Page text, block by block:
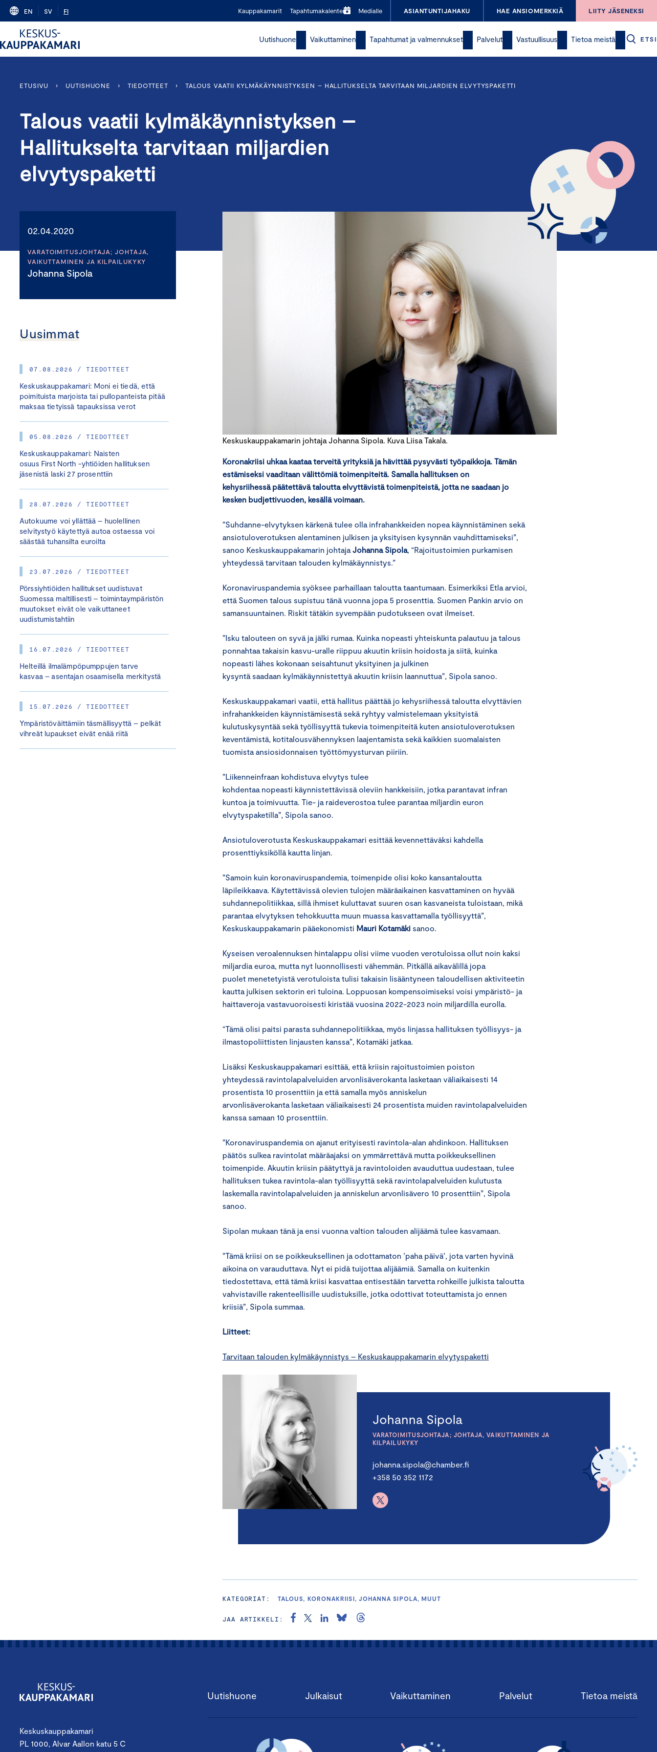
Skip
content
EN SV FI Kauppakamarit Tapahtumakalenteri Medialle ASIANTUNTIJAHAKU HAE ANSIOMERKKIÄ LIITY JÄSENEKSI
Uutishuone Vaikuttaminen Tapahtumat ja valmennukset Palvelut Vastuullisuus Tietoa meistä ETSI
ETUSIVU › UUTISHUONE › TIEDOTTEET › TALOUS VAATII KYLMÄKÄYNNISTYKSEN – HALLITUKSELTA TARVITAAN MILJARDIEN ELVYTYSPAKETTI
Talous vaatii kylmäkäynnistyksen –
Hallitukselta tarvitaan miljardien
elvytyspaketti
02.04.2020
VARATOIMITUSJOHTAJA; JOHTAJA,
VAIKUTTAMINEN JA KILPAILUKYKY
Johanna Sipola
Uusimmat
07.08.2026 / TIEDOTTEET
Keskuskauppakamari: Moni ei tiedä, että
poimituista marjoista tai pullopanteista pitää
maksaa tietyissä tapauksissa verot
05.08.2026 / TIEDOTTEET
Keskuskauppakamari: Naisten
osuus First North -yhtiöiden hallituksen
jäsenistä laski 27 prosenttiin
28.07.2026 / TIEDOTTEET
Autokuume voi yllättää – huolellinen
selvitystyö käytettyä autoa ostaessa voi
säästää tuhansilta euroilta
23.07.2026 / TIEDOTTEET
Pörssiyhtiöiden hallitukset uudistuvat
Suomessa maltillisesti – toimintaympäristön
muutokset eivät ole vaikuttaneet
uudistumistahtiin
16.07.2026 / TIEDOTTEET
Helteillä ilmalämpöpumppujen tarve
kasvaa – asentajan osaamisella merkitystä
15.07.2026 / TIEDOTTEET
Ympäristöväittämiin täsmällisyyttä – pelkät
vihreät lupaukset eivät enää riitä
Keskuskauppakamarin johtaja Johanna Sipola. Kuva Liisa Takala.
Koronakriisi uhkaa kaataa terveitä yrityksiä ja hävittää pysyvästi työpaikkoja. Tämän
estämiseksi vaaditaan välittömiä toimenpiteitä. Samalla hallituksen on
kehysriihessä päätettävä taloutta elvyttävistä toimenpiteistä, jotta ne saadaan jo
kesken budjettivuoden, kesällä voimaan.
”Suhdanne-elvytyksen kärkenä tulee olla infrahankkeiden nopea käynnistäminen sekä
ansiotuloverotuksen alentaminen julkisen ja yksityisen kysynnän vauhdittamiseksi”,
sanoo Keskuskauppakamarin johtaja Johanna Sipola, “Rajoitustoimien purkamisen
yhteydessä tarvitaan talouden kylmäkäynnistys.”
Koronaviruspandemia syöksee parhaillaan taloutta taantumaan. Esimerkiksi Etla arvioi,
että Suomen talous supistuu tänä vuonna jopa 5 prosenttia. Suomen Pankin arvio on
samansuuntainen. Riskit tätäkin syvempään pudotukseen ovat ilmeiset.
”Isku talouteen on syvä ja jälki rumaa. Kuinka nopeasti yhteiskunta palautuu ja talous
ponnahtaa takaisin kasvu-uralle riippuu akuutin kriisin hoidosta ja siitä, kuinka
nopeasti lähes kokonaan seisahtunut yksityinen ja julkinen
kysyntä saadaan kylmäkäynnistettyä akuutin kriisin laannuttua”, Sipola sanoo.
Keskuskauppakamari vaatii, että hallitus päättää jo kehysriihessä taloutta elvyttävien
infrahankkeiden käynnistämisestä sekä ryhtyy valmistelemaan yksityistä
kulutuskysyntää sekä työllisyyttä tukevia toimenpiteitä kuten ansiotuloverotuksen
keventämistä, kotitalousvähennyksen laajentamista sekä kaikkien suomalaisten
tuomista ansiosidonnaisen työttömyysturvan piiriin.
”Liikenneinfraan kohdistuva elvytys tulee
kohdentaa nopeasti käynnistettävissä oleviin hankkeisiin, jotka parantavat infran
kuntoa ja toimivuutta. Tie- ja raideverostoa tulee parantaa miljardin euron
elvytyspaketilla”, Sipola sanoo.
Ansiotuloverotusta Keskuskauppakamari esittää kevennettäväksi kahdella
prosenttiyksiköllä kautta linjan.
”Samoin kuin koronaviruspandemia, toimenpide olisi koko kansantaloutta
läpileikkaava. Käytettävissä olevien tulojen määräaikainen kasvattaminen on hyvää
suhdannepolitiikkaa, sillä ihmiset kuluttavat suuren osan kasvaneista tuloistaan, mikä
parantaa elvytyksen tehokkuutta muun muassa kasvattamalla työllisyyttä”,
Keskuskauppakamarin pääekonomisti Mauri Kotamäki sanoo.
Kyseisen veroalennuksen hintalappu olisi viime vuoden verotuloissa ollut noin kaksi
miljardia euroa, mutta nyt luonnollisesti vähemmän. Pitkällä aikavälillä jopa
puolet menetetyistä verotuloista tulisi takaisin lisääntyneen taloudellisen aktiviteetin
kautta julkisen sektorin eri tuloina. Loppuosan kompensoimiseksi voisi ympäristö- ja
haittaveroja vastavuoroisesti kiristää vuosina 2022-2023 noin miljardilla eurolla.
“Tämä olisi paitsi parasta suhdannepolitiikkaa, myös linjassa hallituksen työllisyys- ja
ilmastopoliittisten linjausten kanssa”, Kotamäki jatkaa.
Lisäksi Keskuskauppakamari esittää, että kriisin rajoitustoimien poiston
yhteydessä ravintolapalveluiden arvonlisäverokanta lasketaan väliaikaisesti 14
prosentista 10 prosenttiin ja että samalla myös anniskelun
arvonlisäverokanta lasketaan väliaikaisesti 24 prosentista muiden ravintolapalveluiden
kanssa samaan 10 prosenttiin.
”Koronaviruspandemia on ajanut erityisesti ravintola-alan ahdinkoon. Hallituksen
päätös sulkea ravintolat määräajaksi on ymmärrettävä mutta poikkeuksellinen
toimenpide. Akuutin kriisin päätyttyä ja ravintoloiden avauduttua uudestaan, tulee
hallituksen tukea ravintola-alan työllisyyttä sekä ravintolapalveluiden kulutusta
laskemalla ravintolapalveluiden ja anniskelun arvonlisävero 10 prosenttiin”, Sipola
sanoo.
Sipolan mukaan tänä ja ensi vuonna valtion talouden alijäämä tulee kasvamaan.
”Tämä kriisi on se poikkeuksellinen ja odottamaton ’paha päivä’, jota varten hyvinä
aikoina on varauduttava. Nyt ei pidä tuijottaa alijäämiä. Samalla on kuitenkin
tiedostettava, että tämä kriisi kasvattaa entisestään tarvetta rohkeille julkista taloutta
vahvistaville rakenteellisille uudistuksille, jotka odottivat toteuttamista jo ennen
kriisiä”, Sipola summaa.
Liitteet:
Tarvitaan talouden kylmäkäynnistys – Keskuskauppakamarin elvytyspaketti
Johanna Sipola
VARATOIMITUSJOHTAJA; JOHTAJA, VAIKUTTAMINEN JA
KILPAILUKYKY
johanna.sipola@chamber.fi
+358 50 352 1172
KATEGORIAT: TALOUS, KORONAKRIISI, JOHANNA SIPOLA, MUUT
JAA ARTIKKELI:
Keskuskauppakamari
PL 1000, Alvar Aallon katu 5 C
Uutishuone Julkaisut Vaikuttaminen Palvelut Tietoa meistä